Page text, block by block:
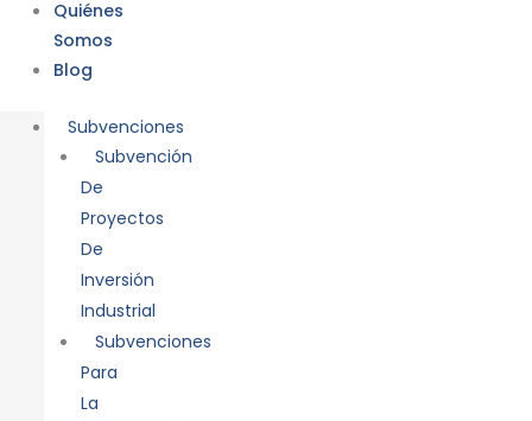
Quiénes
Somos
Blog
Subvenciones
Subvención
De
Proyectos
De
Inversión
Industrial
Subvenciones
Para
La